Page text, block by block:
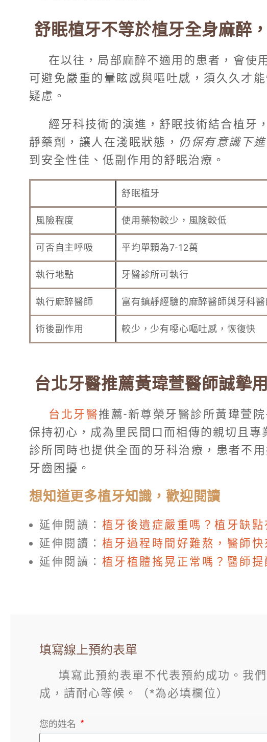
舒眠植牙不等於植牙全身麻醉
在以往，局部麻醉不適用的患者，會使
可避免嚴重的暈眩感與嘔吐感，須久久才
疑慮。
經牙科技術的演進，舒眠技術結合植牙
靜藥劑，讓人在淺眠狀態， 仍保有意識下
到安全性佳、低副作用的舒眠治療。
舒眠植牙
風險程度 使用藥物較少，風險較低
可否自主呼吸 平均單顆為7-12萬
執行地點 牙醫診所可執行
執行麻醉醫師 富有鎮靜經驗的麻醉醫師與牙科醫
術後副作用 較少，少有噁心嘔吐感，恢復快
台北牙醫推薦黃瑋萱醫師誠摯
台北牙醫推薦-新尊榮牙醫診所黃瑋萱
保持初心，成為里民間口而相傳的親切且專
診所同時也提供全面的牙科治療，患者不
牙齒困擾。
想知道更多植牙知識，歡迎閱讀
延伸閱讀： 植牙後遺症嚴重嗎？植牙缺點
延伸閱讀： 植牙過程時間好難熬，醫師快
延伸閱讀： 植牙植體搖晃正常嗎？醫師
填寫線上預約表單
填寫此預約表單不代表預約成功。我
成，請耐心等候。（*為必填欄位）
您的姓名